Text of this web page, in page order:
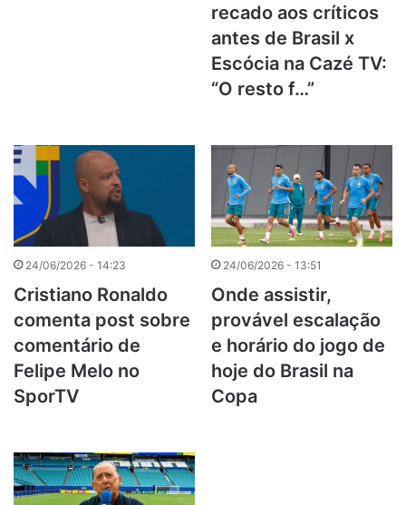
recado aos críticos
antes de Brasil x
Escócia na Cazé TV:
“O resto f…”
24/06/2026 - 14:23
Cristiano Ronaldo
comenta post sobre
comentário de
Felipe Melo no
SporTV
24/06/2026 - 13:51
Onde assistir,
provável escalação
e horário do jogo de
hoje do Brasil na
Copa